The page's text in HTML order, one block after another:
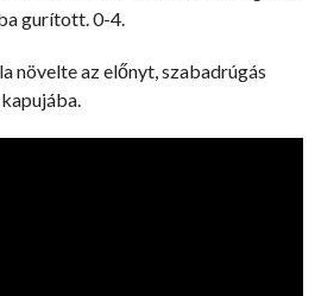
gurított. 0-4.
növelte az előnyt, szabadrúgás